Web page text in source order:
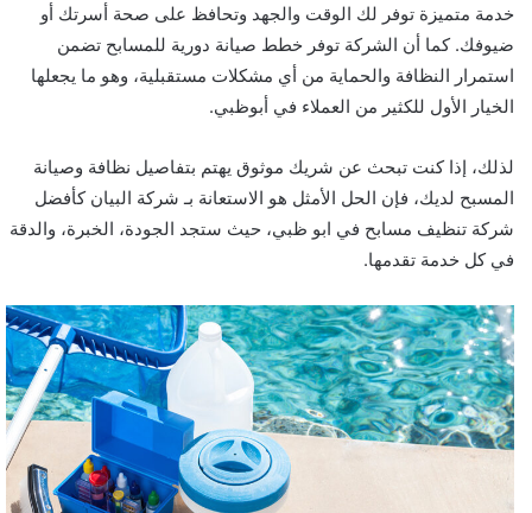
خدمة متميزة توفر لك الوقت والجهد وتحافظ على صحة أسرتك أو
ضيوفك. كما أن الشركة توفر خطط صيانة دورية للمسابح تضمن
استمرار النظافة والحماية من أي مشكلات مستقبلية، وهو ما يجعلها
الخيار الأول للكثير من العملاء في أبوظبي.
لذلك، إذا كنت تبحث عن شريك موثوق يهتم بتفاصيل نظافة وصيانة
المسبح لديك، فإن الحل الأمثل هو الاستعانة بـ شركة البيان كأفضل
شركة تنظيف مسابح في ابو ظبي، حيث ستجد الجودة، الخبرة، والدقة
في كل خدمة تقدمها.